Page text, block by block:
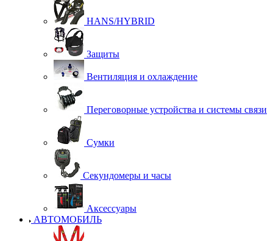
HANS/HYBRID
Защиты
Вентиляция и охлаждение
Переговорные устройства и системы связи
Сумки
Секундомеры и часы
Аксессуары
АВТОМОБИЛЬ